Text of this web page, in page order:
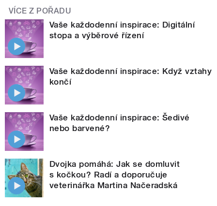
VÍCE Z POŘADU
Vaše každodenní inspirace: Digitální
stopa a výběrové řízení
Vaše každodenní inspirace: Když vztahy
končí
Vaše každodenní inspirace: Šedivé
nebo barvené?
Dvojka pomáhá: Jak se domluvit
s kočkou? Radí a doporučuje
veterinářka Martina Načeradská